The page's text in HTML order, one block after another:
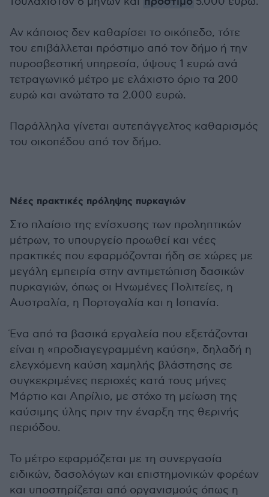
Αν κάποιος δεν καθαρίσει το οικόπεδο, τότε
του επιβάλλεται πρόστιμο από τον δήμο ή την
πυροσβεστική υπηρεσία, ύψους 1 ευρώ ανά
τετραγωνικό μέτρο με ελάχιστο όριο τα 200
ευρώ και ανώτατο τα 2.000 ευρώ.
Παράλληλα γίνεται αυτεπάγγελτος καθαρισμός
του οικοπέδου από τον δήμο.
Νέες πρακτικές πρόληψης πυρκαγιών
Στο πλαίσιο της ενίσχυσης των προληπτικών
μέτρων, το υπουργείο προωθεί και νέες
πρακτικές που εφαρμόζονται ήδη σε χώρες με
μεγάλη εμπειρία στην αντιμετώπιση δασικών
πυρκαγιών, όπως οι Ηνωμένες Πολιτείες, η
Αυστραλία, η Πορτογαλία και η Ισπανία.
Ένα από τα βασικά εργαλεία που εξετάζονται
είναι η «προδιαγεγραμμένη καύση», δηλαδή η
ελεγχόμενη καύση χαμηλής βλάστησης σε
συγκεκριμένες περιοχές κατά τους μήνες
Μάρτιο και Απρίλιο, με στόχο τη μείωση της
καύσιμης ύλης πριν την έναρξη της θερινής
περιόδου.
Το μέτρο εφαρμόζεται με τη συνεργασία
ειδικών, δασολόγων και επιστημονικών φορέων
και υποστηρίζεται από οργανισμούς όπως η